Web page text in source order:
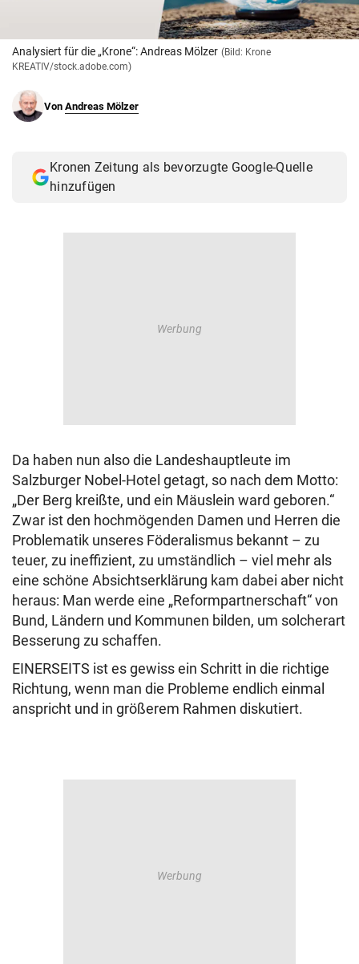
© Krone Multimedia GmbH & Co KG 2026
Analysiert für die „Krone“: Andreas Mölzer (Bild: Krone
KREATIV/stock.adobe.com)
Von Andreas Mölzer
Kronen Zeitung als bevorzugte Google-Quelle
hinzufügen
Da haben nun also die Landeshauptleute im
Salzburger Nobel-Hotel getagt, so nach dem Motto:
„Der Berg kreißte, und ein Mäuslein ward geboren.“
Zwar ist den hochmögenden Damen und Herren die
Problematik unseres Föderalismus bekannt – zu
teuer, zu ineffizient, zu umständlich – viel mehr als
eine schöne Absichtserklärung kam dabei aber nicht
heraus: Man werde eine „Reformpartnerschaft“ von
Bund, Ländern und Kommunen bilden, um solcherart
Besserung zu schaffen.
EINERSEITS ist es gewiss ein Schritt in die richtige
Richtung, wenn man die Probleme endlich einmal
anspricht und in größerem Rahmen diskutiert.